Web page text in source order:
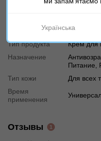
30+, 40+
Тип продукта
Крем для
Назначение
Питание,
Тип кожи
Для всех
Время
применения
Отзывы 1
Українська